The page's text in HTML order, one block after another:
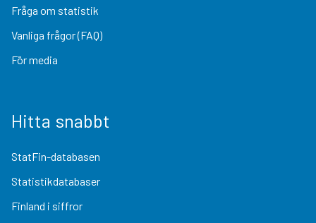
Fråga om statistik
Vanliga frågor (FAQ)
För media
Hitta snabbt
StatFin-databasen
Statistikdatabaser
Finland i siffror